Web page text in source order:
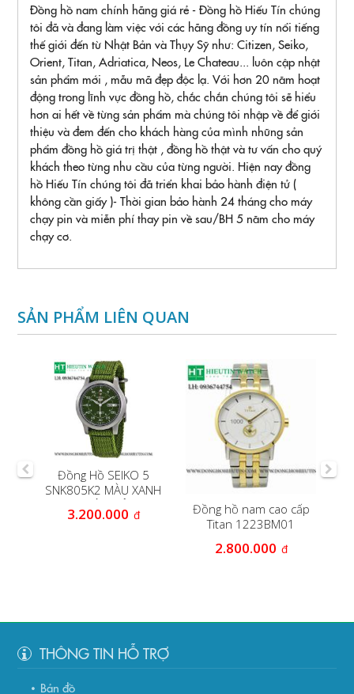
Đồng hồ nam chính hãng giá rẻ - Đồng hồ Hiếu Tín chúng
tôi đã và đang làm việc với các hãng đồng uy tín nổi tiếng
thế giới đến từ Nhật Bản và Thụy Sỹ như: Citizen, Seiko,
Orient, Titan, Adriatica, Neos, Le Chateau... luôn cập nhật
sản phẩm mới , mẫu mã đẹp độc lạ. Với hơn 20 năm hoạt
động trong lĩnh vực đồng hồ, chắc chắn chúng tôi sẽ hiểu
hơn ai hết về từng sản phẩm mà chúng tôi nhập về để giới
thiệu và đem đến cho khách hàng của mình những sản
phẩm đồng hồ giá trị thật , đồng hồ thật và tư vấn cho quý
khách theo từng nhu cầu của từng người. Hiện nay đồng
hồ Hiếu Tín chúng tôi đã triển khai bảo hành điện tử (
không cần giấy )- Thời gian bảo hành 24 tháng cho máy
chạy pin và miễn phí thay pin về sau/BH 5 năm cho máy
chạy cơ.
SẢN PHẨM LIÊN QUAN
Đồng Hồ SEIKO 5
SNK805K2 MÀU XANH
QUÂN ĐỘI
3.200.000 đ
Đồng hồ nam cao cấp
Titan 1223BM01
2.800.000 đ
THÔNG TIN HỖ TRỢ
Bản đồ